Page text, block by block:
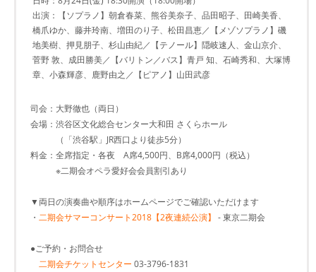
出演：【ソプラノ】朝倉春菜、熊谷美奈子、品田昭子、田崎美香、
橋爪ゆか、藤井玲南、増田のり子、松田昌恵／【メゾソプラノ】磯
地美樹、押見朋子、杉山由紀／【テノール】隠岐速人、金山京介、
菅野 敦、成田勝美／【バリトン／バス】青戸 知、石崎秀和、大塚博
章、小森輝彦、鹿野由之／【ピアノ】山田武彦
司会：大野徹也（両日）
会場：渋谷区文化総合センター大和田 さくらホール
（「渋谷駅」JR西口より徒歩5分）
料金：全席指定・各夜 A席4,500円、B席4,000円（税込）
※二期会オペラ愛好会会員割引あり
▼両日の演奏曲や順序はホームページでご確認いただけます
・ 二期会サマーコンサート2018【2夜連続公演】 - 東京二期会
●ご予約・お問合せ
二期会チケットセンター 03-3796-1831